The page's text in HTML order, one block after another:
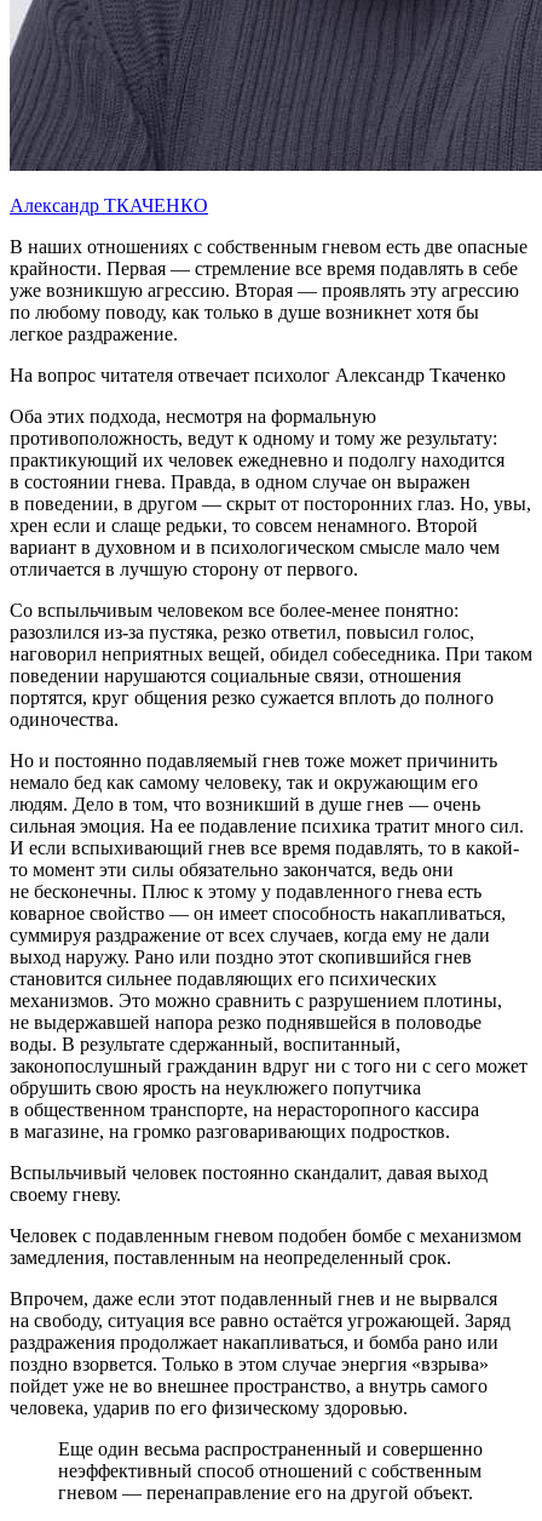
Александр ТКАЧЕНКО
В наших отношениях с собственным гневом есть две опасные
крайности. Первая — стремление все время подавлять в себе
уже возникшую агрессию. Вторая — проявлять эту агрессию
по любому поводу, как только в душе возникнет хотя бы
легкое раздражение.
На вопрос читателя отвечает психолог Александр Ткаченко
Оба этих подхода, несмотря на формальную
противоположность, ведут к одному и тому же результату:
практикующий их человек ежедневно и подолгу находится
в состоянии гнева. Правда, в одном случае он выражен
в поведении, в другом — скрыт от посторонних глаз. Но, увы,
хрен если и слаще редьки, то совсем ненамного. Второй
вариант в духовном и в психологическом смысле мало чем
отличается в лучшую сторону от первого.
Со вспыльчивым человеком все более-менее понятно:
разозлился из-за пустяка, резко ответил, повысил голос,
наговорил неприятных вещей, обидел собеседника. При таком
поведении нарушаются социальные связи, отношения
портятся, круг общения резко сужается вплоть до полного
одиночества.
Но и постоянно подавляемый гнев тоже может причинить
немало бед как самому человеку, так и окружающим его
людям. Дело в том, что возникший в душе гнев — очень
сильная эмоция. На ее подавление психика тратит много сил.
И если вспыхивающий гнев все время подавлять, то в какой-
то момент эти силы обязательно закончатся, ведь они
не бесконечны. Плюс к этому у подавленного гнева есть
коварное свойство — он имеет способность накапливаться,
суммируя раздражение от всех случаев, когда ему не дали
выход наружу. Рано или поздно этот скопившийся гнев
становится сильнее подавляющих его психических
механизмов. Это можно сравнить с разрушением плотины,
не выдержавшей напора резко поднявшейся в половодье
воды. В результате сдержанный, воспитанный,
законопослушный граж­данин вдруг ни с того ни с сего может
обрушить свою ярость на неуклюжего попутчика
в общественном транспорте, на нерасторопного кассира
в магазине, на громко разговаривающих подростков.
Вспыльчивый человек постоянно скандалит, давая выход
своему гневу.
Человек с подавленным гневом подобен бомбе с механизмом
замедления, поставленным на неопределенный срок.
Впрочем, даже если этот подавленный гнев и не вырвался
на свободу, ситуация все равно остаётся угрожающей. Заряд
раздражения продолжает накапливаться, и бомба рано или
поздно взорвется. Только в этом случае энергия «взрыва»
пойдет уже не во внешнее пространство, а внутрь самого
человека, ударив по его физическому здоровью.
Еще один весьма распространенный и совершенно
неэффективный способ отношений с собственным
гневом — перенаправление его на другой объект.